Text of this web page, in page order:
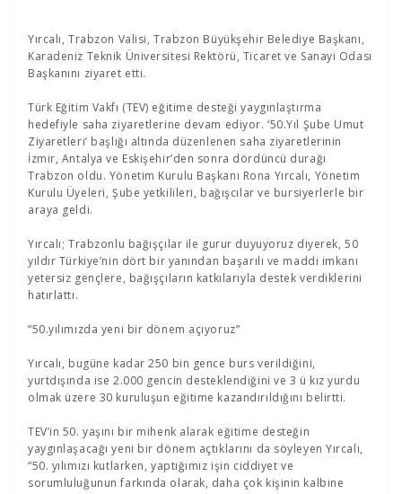
Yırcalı, Trabzon Valisi, Trabzon Büyükşehir Belediye Başkanı,
Karadeniz Teknik Üniversitesi Rektörü, Ticaret ve Sanayi Odası
Başkanını ziyaret etti.
Türk Eğitim Vakfı (TEV) eğitime desteği yaygınlaştırma
hedefiyle saha ziyaretlerine devam ediyor. ‘50.Yıl Şube Umut
Ziyaretleri’ başlığı altında düzenlenen saha ziyaretlerinin
İzmir, Antalya ve Eskişehir’den sonra dördüncü durağı
Trabzon oldu. Yönetim Kurulu Başkanı Rona Yırcalı, Yönetim
Kurulu Üyeleri, Şube yetkilileri, bağışcılar ve bursiyerlerle bir
araya geldi.
Yırcalı; Trabzonlu bağışçılar ile gurur duyuyoruz diyerek, 50
yıldır Türkiye’nin dört bir yanından başarılı ve maddi imkanı
yetersiz gençlere, bağışçıların katkılarıyla destek verdiklerini
hatırlattı.
“50.yılımızda yeni bir dönem açıyoruz”
Yırcalı, bugüne kadar 250 bin gence burs verildiğini,
yurtdışında ise 2.000 gencin desteklendiğini ve 3 ü kız yurdu
olmak üzere 30 kuruluşun eğitime kazandırıldığını belirtti.
TEV’in 50. yaşını bir mihenk alarak eğitime desteğin
yaygınlaşacağı yeni bir dönem açtıklarını da söyleyen Yırcalı,
“50. yılımızı kutlarken, yaptığımız işin ciddiyet ve
sorumluluğunun farkında olarak, daha çok kişinin kalbine